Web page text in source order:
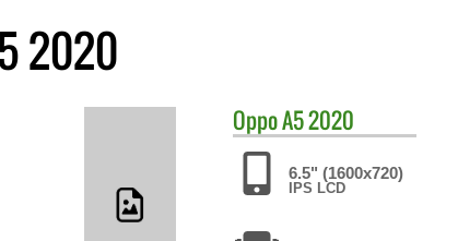
2020
OppoA5 2020
6.5" (1600x720)
IPS LCD